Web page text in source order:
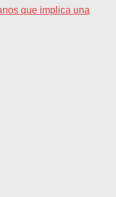
que implica una